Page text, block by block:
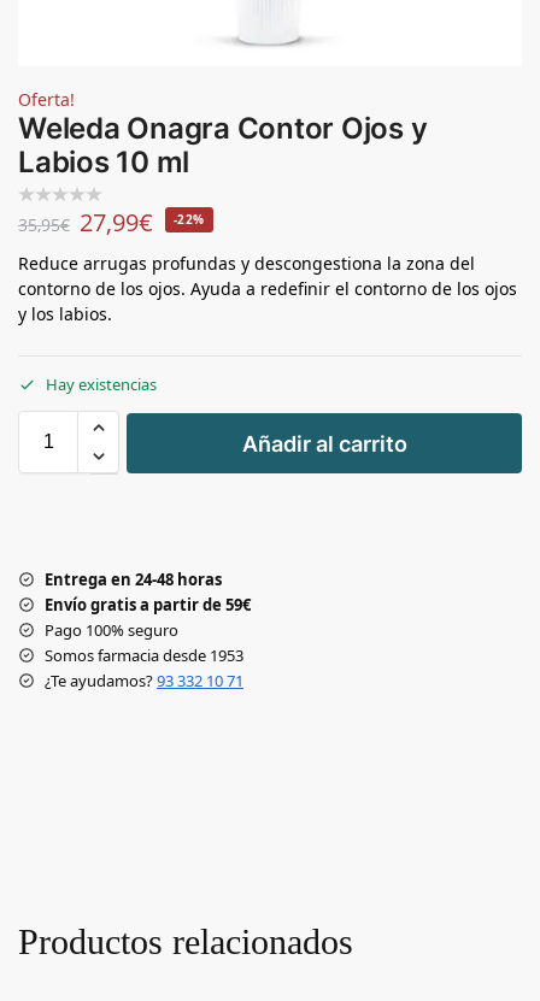
Oferta!
Weleda Onagra Contor Ojos y
Labios 10 ml
35,95€ 27,99€ -22%
Reduce arrugas profundas y descongestiona la zona del
contorno de los ojos. Ayuda a redefinir el contorno de los ojos
y los labios.
Hay existencias
+
-
Añadir al carrito
Entrega en 24-48 horas
Envío gratis a partir de 59€
Pago 100% seguro
Somos farmacia desde 1953
¿Te ayudamos?93 332 10 71
Productos relacionados